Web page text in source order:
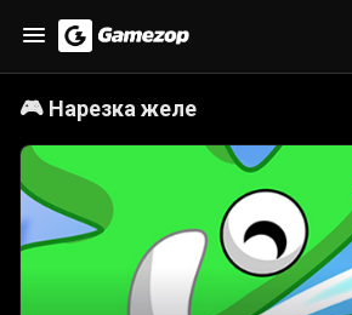
🎮 Нарезка желе